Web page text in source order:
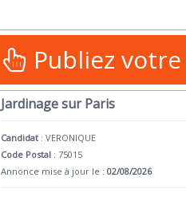
Publiez
Jardinage sur Paris
Candidat :VERONIQUE
Code Postal : 75015
Annonce mise à jour le :02/08/2026